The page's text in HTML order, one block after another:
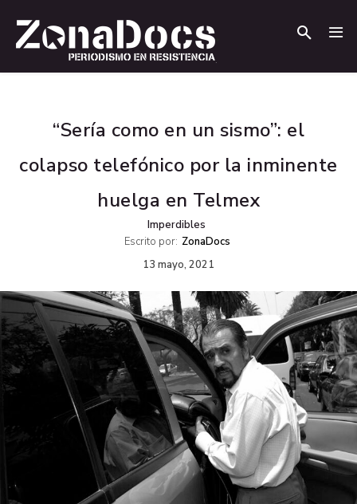
“Sería como en un sismo”: el
colapso telefónico por la inminente
huelga en Telmex
Imperdibles
Escrito por: ZonaDocs
13 mayo, 2021